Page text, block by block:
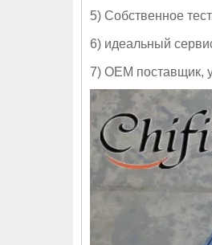
5) Собственное
6) идеальный
7) OEM поставщик,